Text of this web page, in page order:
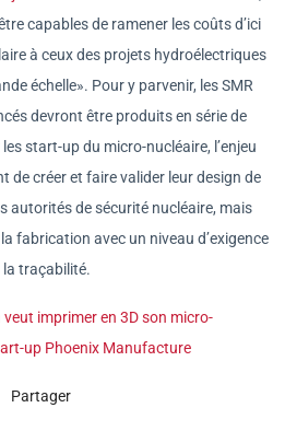
capables de ramener les coûts d’ici
à ceux des projets hydroélectriques
échelle». Pour y parvenir, les SMR
devront être produits en série de
start-up du micro-nucléaire, l’enjeu
de créer et faire valider leur design de
autorités de sécurité nucléaire, mais
fabrication avec un niveau d’exigence
la traçabilité.
veut imprimer en 3D son micro-
up Phoenix Manufacture
Partager